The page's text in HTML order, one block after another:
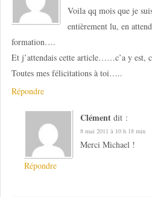
Voila qq mois que je
entièrement lu, en
formation….
Et j’attendais cette article……c’a y est,
Toutes mes félicitations à toi…..
Répondre
Clément dit :
8 mai 2011 à 10 h 18 min
Merci Michael !
Répondre